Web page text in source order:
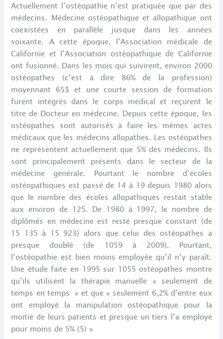
Actuellement l’ostéopathie n’est pratiquée que par des
médecins. Médecine ostéopathique et allopathique ont
coexistées en parallèle jusque dans les années
soixante. A cette époque, l’Association médicale de
Californie et l’Association ostéopathique de Californie
ont fusionné. Dans les mois qui suivirent, environ 2000
ostéopathes (c’est à dire 86% de la profession)
moyennant 65$ et une courte session de formation
furent intégrés dans le corps médical et reçurent le
titre de Docteur en médecine. Depuis cette époque, les
ostéopathes sont autorisés à faire les mêmes actes
médicaux que les médecins allopathes. Les ostéopathes
ne représentent actuellement que 5% des médecins. Ils
sont principalement présents dans le secteur de la
médecine générale. Pourtant le nombre d’écoles
ostéopathiques est passé de 14 à 19 depuis 1980 alors
que le nombre des écoles allopathiques restait stable
aux environ de 125. De 1980 à 1997, le nombre de
diplômés en médecine est resté presque constant (de
15 135 à 15 923) alors que celui des ostéopathes a
presque doublé (de 1059 à 2009). Pourtant,
l’ostéopathie est bien moins employée qu’il n’y paraît.
Une étude faite en 1995 sur 1055 ostéopathes montre
qu’ils utilisent la thérapie manuelle « seulement de
temps en temps » et que « seulement 6,2% d’entre eux
ont employé la manipulation ostéopathique pour la
moitié de leurs patients et presque un tiers l’a employé
pour moins de 5% (5) »